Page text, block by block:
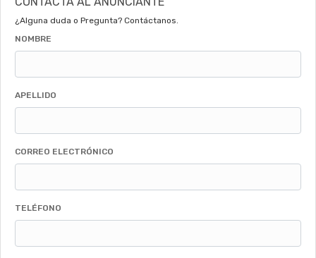
¿Alguna duda o Pregunta? Contáctanos.
NOMBRE
APELLIDO
CORREO ELECTRÓNICO
TELÉFONO